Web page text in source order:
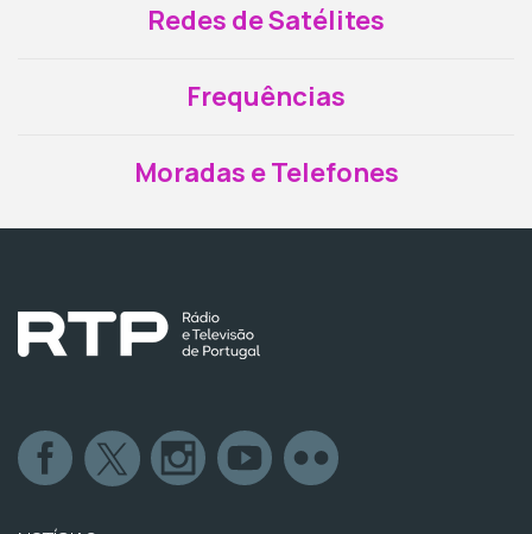
Redes de Satélites
Frequências
Moradas e Telefones